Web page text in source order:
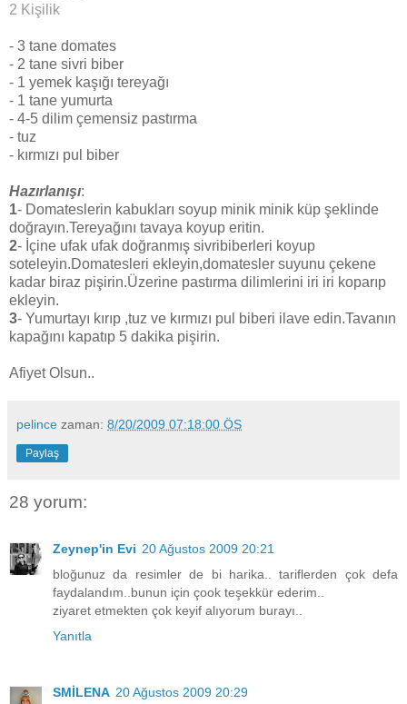
2 Kişilik
- 3 tane domates
- 2 tane sivri biber
- 1 yemek kaşığı tereyağı
- 1 tane yumurta
- 4-5 dilim çemensiz pastırma
- tuz
- kırmızı pul biber
Hazırlanışı:
1- Domateslerin kabukları soyup minik minik küp şeklinde
doğrayın.Tereyağını tavaya koyup eritin.
2- İçine ufak ufak doğranmış sivribiberleri koyup
soteleyin.Domatesleri ekleyin,domatesler suyunu çekene
kadar biraz pişirin.Üzerine pastırma dilimlerini iri iri koparıp
ekleyin.
3- Yumurtayı kırıp ,tuz ve kırmızı pul biberi ilave edin.Tavanın
kapağını kapatıp 5 dakika pişirin.
Afiyet Olsun..
pelince zaman: 8/20/2009 07:18:00 ÖS
Paylaş
28 yorum:
Zeynep'in Evi 20 Ağustos 2009 20:21
bloğunuz da resimler de bi harika.. tariflerden çok defa
faydalandım..bunun için çook teşekkür ederim..
ziyaret etmekten çok keyif alıyorum burayı..
Yanıtla
SMİLENA 20 Ağustos 2009 20:29